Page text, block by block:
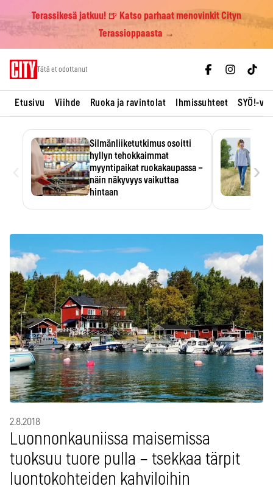
Terassikesä jatkuu! 🍺 Katso parhaat menovinkit Cityn
Terassioppaasta →
Tätä et odottanut
Etusivu Viihde Ruoka ja ravintolat Ihmissuhteet SYÖ!-
Silmänliiketutkimus osoitti
hyllyn tehokkaimmat
myyntipaikat ruokakaupassa –
näin näkyvyys vaikuttaa
hintaan
›
2.8.2018
Luonnonkauniissa maisemissa
tuoksuu tuore pulla – tsekkaa tärpit
luontokohteiden kahviloihin